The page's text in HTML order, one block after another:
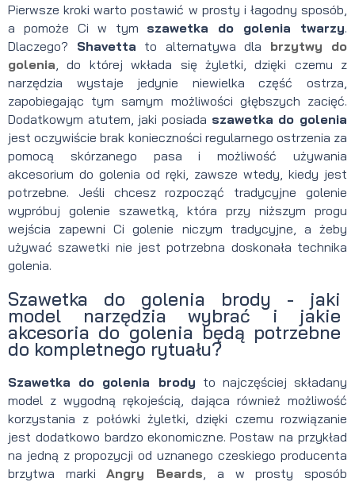
Pierwsze kroki warto postawić w prosty i łagodny sposób,
a pomoże Ci w tym szawetka do golenia twarzy.
Dlaczego? Shavetta to alternatywa dla brzytwy do
golenia , do której wkłada się żyletki, dzięki czemu z
narzędzia wystaje jedynie niewielka część ostrza,
zapobiegając tym samym możliwości głębszych zacięć.
Dodatkowym atutem, jaki posiada szawetka do golenia
jest oczywiście brak konieczności regularnego ostrzenia za
pomocą skórzanego pasa i możliwość używania
akcesorium do golenia od ręki, zawsze wtedy, kiedy jest
potrzebne. Jeśli chcesz rozpocząć tradycyjne golenie
wypróbuj golenie szawetką, która przy niższym progu
wejścia zapewni Ci golenie niczym tradycyjne, a żeby
używać szawetki nie jest potrzebna doskonała technika
golenia.
Szawetka do golenia brody - jaki
model narzędzia wybrać i jakie
akcesoria do golenia będą potrzebne
do kompletnego rytuału?
Szawetka do golenia brody to najczęściej składany
model z wygodną rękojeścią, dająca również możliwość
korzystania z połówki żyletki, dzięki czemu rozwiązanie
jest dodatkowo bardzo ekonomiczne. Postaw na przykład
na jedną z propozycji od uznanego czeskiego producenta
brzytwa markiAngry Beards , a w prosty sposób